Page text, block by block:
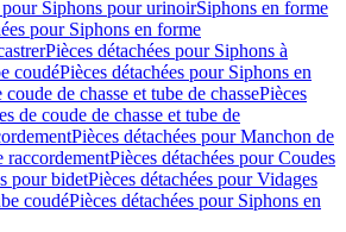
pour Siphons pour urinoirSiphons en forme
pour Siphons en forme
Pièces détachées pour Siphons à
coudéPièces détachées pour Siphons en
de chasse et tube de chassePièces
de coude de chasse et tube de
Pièces détachées pour Manchon de
raccordementPièces détachées pour Coudes
pour bidetPièces détachées pour Vidages
coudéPièces détachées pour Siphons en